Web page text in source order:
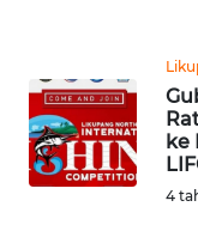
ke
4
TAPANULI
TENGAH
WN DELI